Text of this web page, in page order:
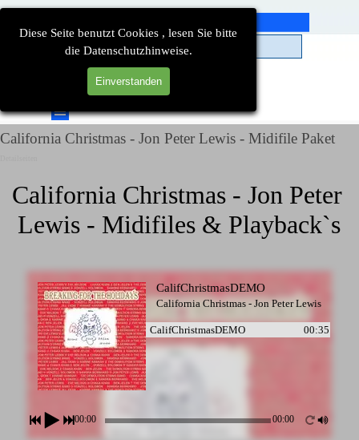
Diese Seite benutzt Cookies , lesen Sie bitte
die Datenschutzhinweise.
Einverstanden
Direkt zum Seiteninhalt
Menü überspringen
California Christmas - Jon Peter Lewis - Midifile Paket
California Christmas - Jon Peter
Lewis - Midifiles & Playback`s
CalifChristmasDEMO
California Christmas - Jon Peter Lewis
CalifChristmasDEMO 00:35
00:00 00:00